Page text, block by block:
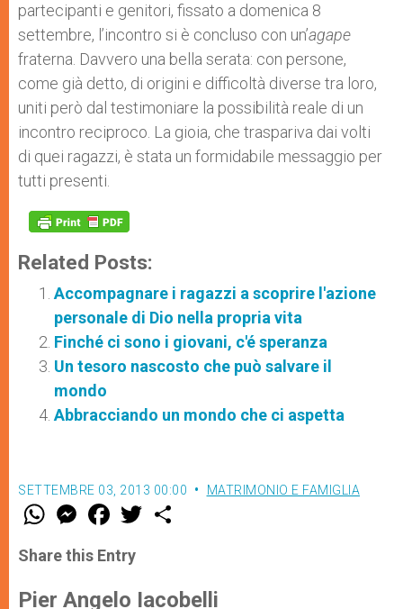
partecipanti e genitori, fissato a domenica 8
settembre, l’incontro si è concluso con un’agape
fraterna. Davvero una bella serata: con persone,
come già detto, di origini e difficoltà diverse tra loro,
uniti però dal testimoniare la possibilità reale di un
incontro reciproco. La gioia, che traspariva dai volti
di quei ragazzi, è stata un formidabile messaggio per
tutti presenti.
Related Posts:
Accompagnare i ragazzi a scoprire l'azione
personale di Dio nella propria vita
Finché ci sono i giovani, c'é speranza
Un tesoro nascosto che può salvare il
mondo
Abbracciando un mondo che ci aspetta
SETTEMBRE 03, 2013 00:00 MATRIMONIO E FAMIGLIA
W
t
s
p
M
e
s
e
g
F
a
e
b
o
w
r
Share this Entry
Pier Angelo Iacobelli